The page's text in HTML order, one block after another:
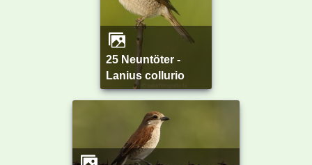
25 Neuntöter -
Lanius collurio